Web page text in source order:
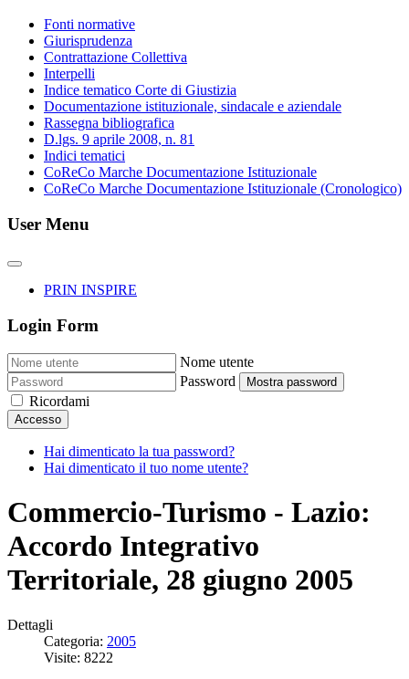
Fonti normative
Giurisprudenza
Contrattazione Collettiva
Interpelli
Indice tematico Corte di Giustizia
Documentazione istituzionale, sindacale e aziendale
Rassegna bibliografica
D.lgs. 9 aprile 2008, n. 81
Indici tematici
CoReCo Marche Documentazione Istituzionale
CoReCo Marche Documentazione Istituzionale (Cronologico)
User Menu
PRIN INSPIRE
Login Form
Nome utente
Password
Mostra password
Ricordami
Accesso
Hai dimenticato la tua password?
Hai dimenticato il tuo nome utente?
Commercio-Turismo - Lazio:
Accordo Integrativo
Territoriale, 28 giugno 2005
Dettagli
Categoria: 2005
Visite: 8222